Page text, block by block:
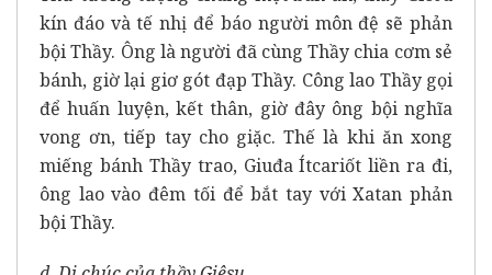
kín đáo và tế nhị để báo người môn đệ sẽ phản
bội Thầy. Ông là người đã cùng Thầy chia cơm sẻ
bánh, giờ lại giơ gót đạp Thầy. Công lao Thầy gọi
để huấn luyện, kết thân, giờ đây ông bội nghĩa
vong ơn, tiếp tay cho giặc. Thế là khi ăn xong
miếng bánh Thầy trao, Giuđa Ítcariốt liền ra đi,
ông lao vào đêm tối để bắt tay với Xatan phản
bội Thầy.